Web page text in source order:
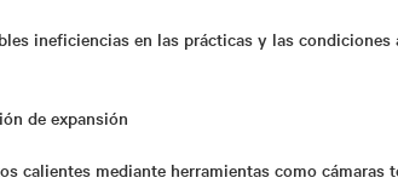
ineficiencias en las prácticas y las condiciones
de expansión
calientes mediante herramientas como cámaras